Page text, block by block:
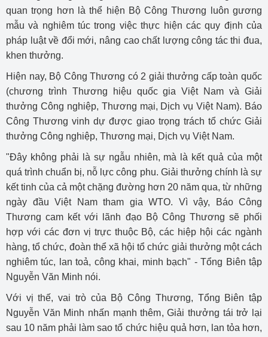
quan trọng hơn là thể hiện Bộ Công Thương luôn gương
mẫu và nghiêm túc trong việc thực hiện các quy định của
pháp luật về đổi mới, nâng cao chất lượng công tác thi đua,
khen thưởng.
Hiện nay, Bộ Công Thương có 2 giải thưởng cấp toàn quốc
(chương trình Thương hiệu quốc gia Việt Nam và Giải
thưởng Công nghiệp, Thương mại, Dịch vụ Việt Nam). Báo
Công Thương vinh dự được giao trọng trách tổ chức Giải
thưởng Công nghiệp, Thương mại, Dịch vụ Việt Nam.
"Đây không phải là sự ngẫu nhiên, mà là kết quả của một
quá trình chuẩn bị, nỗ lực công phu. Giải thưởng chính là sự
kết tinh của cả một chặng đường hơn 20 năm qua, từ những
ngày đầu Việt Nam tham gia WTO. Vì vậy, Báo Công
Thương cam kết với lãnh đạo Bộ Công Thương sẽ phối
hợp với các đơn vị trực thuộc Bộ, các hiệp hội các ngành
hàng, tổ chức, đoàn thể xã hội tổ chức giải thưởng một cách
nghiêm túc, lan toả, công khai, minh bạch" - Tổng Biên tập
Nguyễn Văn Minh nói.
Với vị thế, vai trò của Bộ Công Thương, Tổng Biên tập
Nguyễn Văn Minh nhấn mạnh thêm, Giải thưởng tái trở lại
sau 10 năm phải làm sao tổ chức hiệu quả hơn, lan tỏa hơn,